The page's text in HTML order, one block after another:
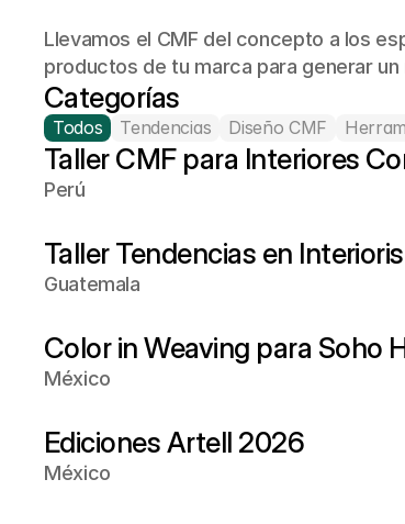
Llevamos el CMF del concepto a los
productos de tu marca para generar un
Categorías
Todos Tendencias Diseño CMF
Taller CMF para Interiores
Perú
Taller Tendencias en
Guatemala
Color in Weaving para Soho
México
Ediciones Artell 2026
México